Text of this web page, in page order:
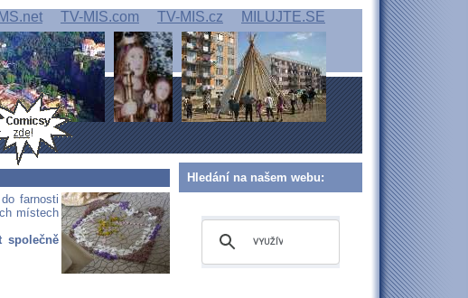
TV-MIS.com TV-MIS.cz MILUJTE.SE
farnosti
místech
společně
Hledání na našem webu: